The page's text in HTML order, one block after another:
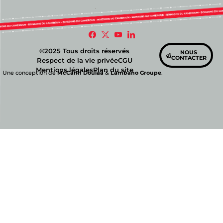
©2025 Tous droits réservés
Respect de la vie privéeCGU
Mentions légalesPlan du site
NOUS
CONTACTER
Une conception deMcCann Doulaa&Lambano Groupe.